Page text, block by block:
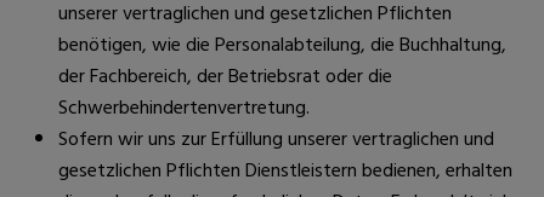
unserer vertraglichen und gesetzlichen Pflichten
benötigen, wie die Personalabteilung, die Buchhaltung,
der Fachbereich, der Betriebsrat oder die
Schwerbehindertenvertretung.
Sofern wir uns zur Erfüllung unserer vertraglichen und
gesetzlichen Pflichten Dienstleistern bedienen, erhalten